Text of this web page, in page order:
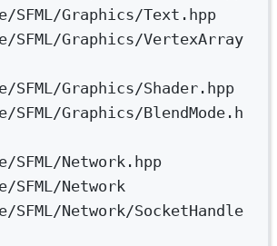
Graphics/Text.hpp
Graphics/VertexArray
Graphics/Shader.hpp
Graphics/BlendMode.h
Network.hpp
Network
Network/SocketHandle